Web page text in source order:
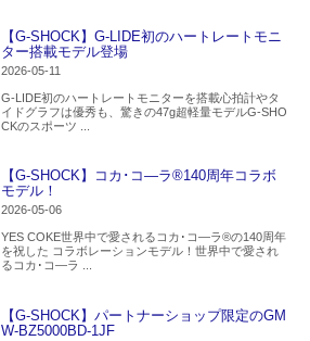
【G-SHOCK】G-LIDE初のハートレートモニ
ター搭載モデル登場
2026-05-11
G-LIDE初のハートレートモニターを搭載心拍計やタ
イドグラフは優秀も、驚きの47g超軽量モデルG-SHO
CKのスポーツ ...
【G-SHOCK】コカ･コ―ラ®140周年コラボ
モデル！
2026-05-06
YES COKE世界中で愛されるコカ･コ―ラ®の140周年
を祝した コラボレーションモデル！世界中で愛され
るコカ･コ―ラ ...
【G-SHOCK】パートナーショップ限定のGM
W-BZ5000BD-1JF